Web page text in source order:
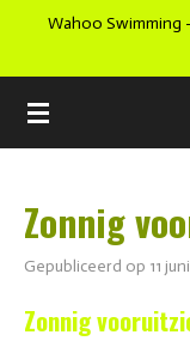
de
hoofdinhoud
Wahoo Swimming
Zonnig
Gepubliceerd op 11
Zonnig